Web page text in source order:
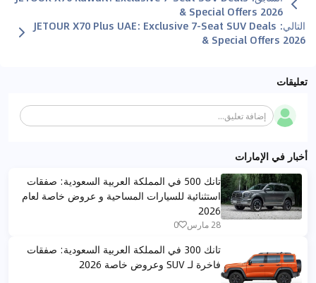
& Special Offers 2026
التالي:
JETOUR X70 Plus UAE: Exclusive 7-Seat SUV Deals
& Special Offers 2026
تعليقات
إضافة تعليق...
أخبار في الإمارات
تانك 500 في المملكة العربية السعودية: صفقات
استثنائية للسيارات المساحية و عروض خاصة لعام
2026
28 مارس 0
تانك 300 في المملكة العربية السعودية: صفقات
فاخرة لـ SUV وعروض خاصة 2026